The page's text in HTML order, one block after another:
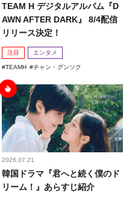
TEAM H デジタルアルバム『D
AWN AFTER DARK』 8/4配信
リリース決定！
注目 エンタメ
TEAMH チャン・グンソク
2026.07.21
韓国ドラマ『君へと続く僕のド
リーム！』あらすじ紹介